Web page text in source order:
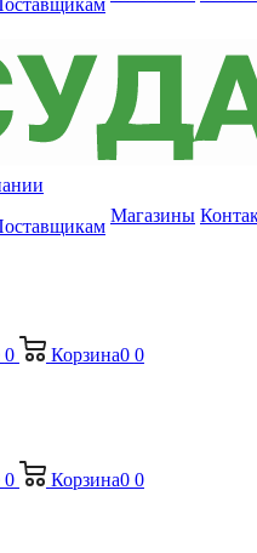
Магазины
0 Корзина0 0
0 Корзина0 0